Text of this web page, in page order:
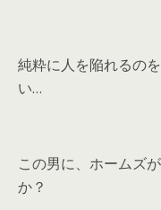
純粋に人を陥れるの
い…
この男に、ホームズ
か？